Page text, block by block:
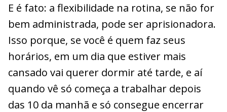
E é fato: a flexibilidade na rotina, se não for
bem administrada, pode ser aprisionadora.
Isso porque, se você é quem faz seus
horários, em um dia que estiver mais
cansado vai querer dormir até tarde, e aí
quando vê só começa a trabalhar depois
das 10 da manhã e só consegue encerrar